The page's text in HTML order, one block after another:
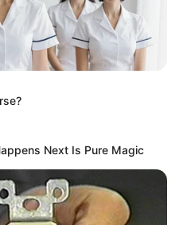
Next Is Pure Magic